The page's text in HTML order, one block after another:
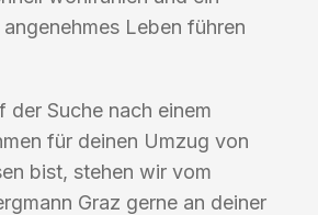
Leben führen
der Suche nach einem
für deinen Umzug von
bist, stehen wir vom
Graz gerne an deiner